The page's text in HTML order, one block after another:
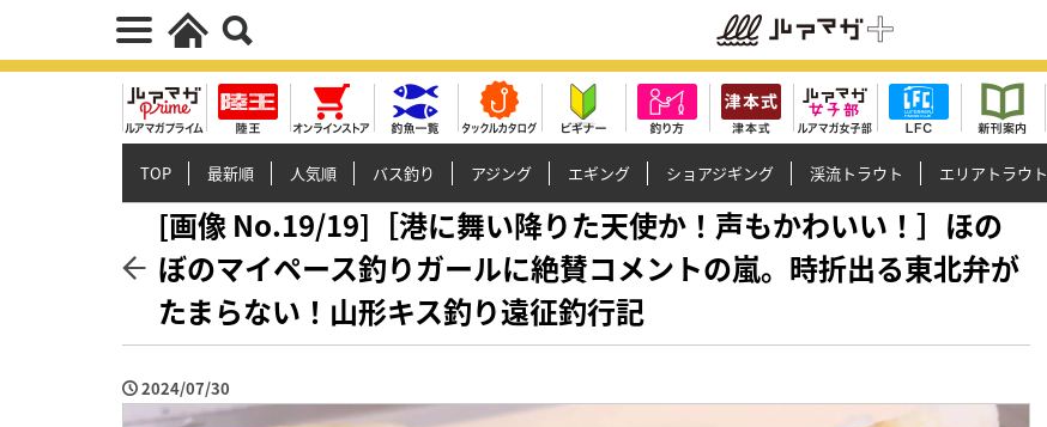
TOP 最新順 人気順 バス釣り アジング エギング ショアジギング 渓流トラウト エリアトラウト
[画像 No.19/19]［港に舞い降りた天使か！声もかわいい！］ほの
ぼのマイペース釣りガールに絶賛コメントの嵐。時折出る東北弁が
たまらない！山形キス釣り遠征釣行記
2024/07/30